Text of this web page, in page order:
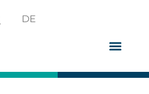
DE